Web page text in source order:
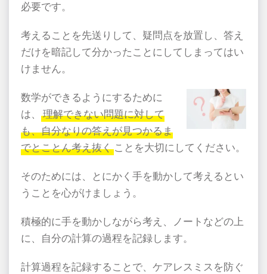
必要です。
考えることを先送りして、疑問点を放置し、答え
だけを暗記して分かったことにしてしまってはい
けません。
数学ができるようにするために
は、
理解できない問題に対して
も、自分なりの答えが見つかるま
でとことん考え抜く ことを大切にしてください。
そのためには、とにかく手を動かして考えるとい
うことを心がけましょう。
積極的に手を動かしながら考え、ノートなどの上
に、自分の計算の過程を記録します。
計算過程を記録することで、ケアレスミスを防ぐ